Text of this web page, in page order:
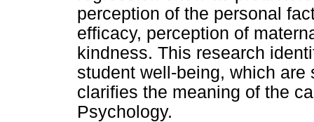
perception of the personal
efficacy, perception of
kindness. This research
student well-being, which
clarifies the meaning of the
Psychology.